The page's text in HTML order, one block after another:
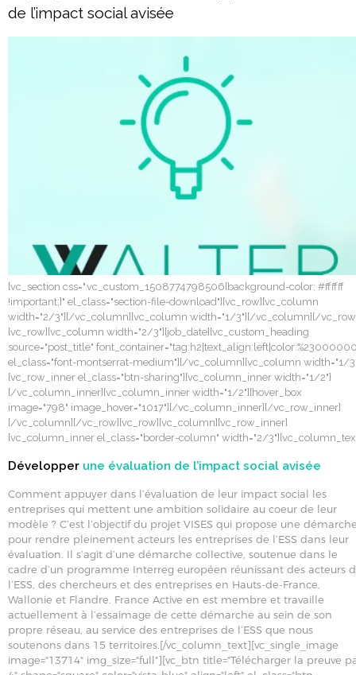
de l’impact social avisée
[vc_section css=".vc_custom_1508774798506{background-color: #ffffff
!important;}" el_class="section-file-download"][vc_row][vc_column
width="2/3"][/vc_column][vc_column width="1/3"][/vc_column][/
[vc_row][vc_column width="2/3"][job_date][vc_custom_heading
source="post_title"
el_class="font-montserrat-medium"][/vc_column][vc_column width="1/
[vc_row_inner el_class="btn-sharing"][vc_column_inner width="1/2"]
[/vc_column_inner][vc_column_inner width="1/2"][hover_box
image="798" image_hover="1017"][/vc_column_inner][/vc_row_inner]
[/vc_column][/vc_row][vc_row][vc_column][vc_row_inner]
[vc_column_inner el_class="border-column" width="2/
Développer une évaluation de l’impact social avisée
Comment appuyer dans l’évaluation de leur impact social les
entreprises qui mettent une ambition solidaire au coeur de leur
modèle ? C’est l’objectif du projet VISES qui propose une
pour rendre pleinement acteurs les entreprises de l’ESS dans leur
évaluation. Il s’agit d’une démarche collective, soutenue dans le
cadre d’un programme Interreg européen réunissant des acteurs
l’ESS, des chercheurs et des entreprises en Hauts-de-France,
Wallonie et Flandre. France Active en est membre et travaille
actuellement à l’essaimage de cette démarche au sein de son
propre réseau, au service des entreprises de l’ESS que nous
soutenons dans 15 territoires.[/vc_column_text][vc_single_image
image="13714" img_size="full"][vc_btn title="Télécharger la preuve